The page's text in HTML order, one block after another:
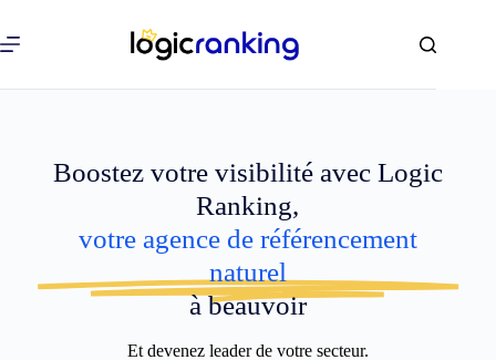
Boostez votre visibilité avec Logic
Ranking,
votre agence de référencement
naturel
à beauvoir
Et devenez leader de votre secteur.